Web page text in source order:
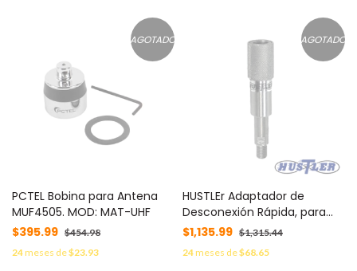
AGOTADO
PCTEL Bobina para Antena
MUF4505. MOD: MAT-UHF
$395.99 $454.98
24meses de$23.93
AGOTADO
HUSTLEr Adaptador de
Desconexión Rápida, para
Prevenir Pérdidas por
Suciedad, Hielo y Vibración.
MOD: QD-2
$1,135.99 $1,315.44
24meses de$68.65